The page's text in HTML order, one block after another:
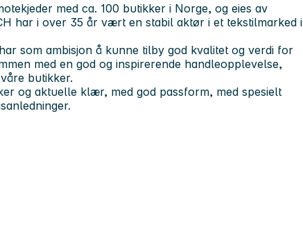
med ca. 100 butikker i Norge, og eies av
har i over 35 år vært en stabil aktør i et tekstilmarked i
som ambisjon å kunne tilby god kvalitet og verdi for
med en god og inspirerende handleopplevelse,
butikker.
og aktuelle klær, med god passform, med spesielt